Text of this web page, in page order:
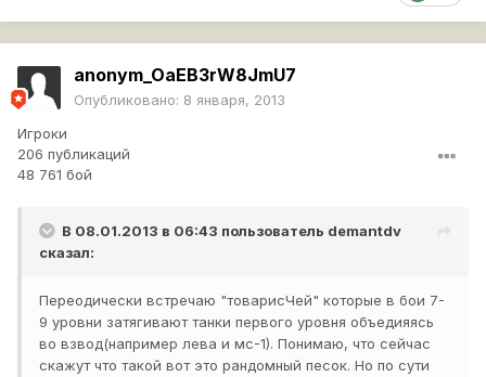
anonym_OaEB3rW8JmU7
Опубликовано: 8 января, 2013
Игроки
206 публикаций
48 761 бой
В 08.01.2013 в 06:43 пользователь demantdv
сказал:
Переодически встречаю "товарисЧей" которые в бои 7-
9 уровни затягивают танки первого уровня объедияясь
во взвод(например лева и мс-1). Понимаю, что сейчас
скажут что такой вот это рандомный песок. Но по сути